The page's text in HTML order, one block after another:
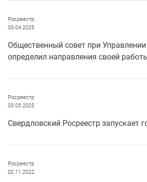
Росреестр
03.04.2025
Общественный совет при Управлении
определил направления своей
Росреестр
03.03.2025
Свердловский Росреестр запускает
Росреестр
02.11.2022